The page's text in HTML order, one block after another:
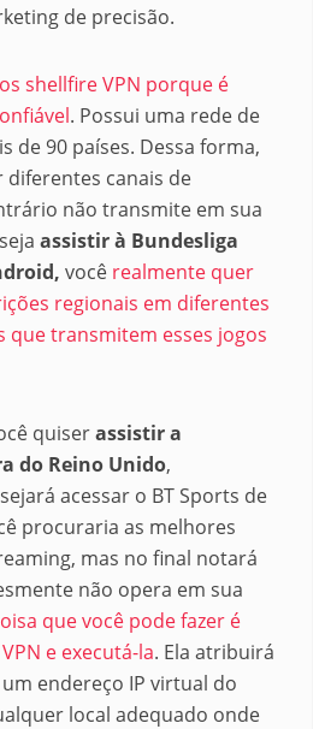
de precisão.
shellfire VPN porque é
. Possui uma rede de
de 90 países. Dessa forma,
diferentes canais de
não transmite em sua
assistirà Bundesliga
você realmente quer
regionais em diferentes
que transmitem esses jogos
quiserassistir a
do Reino Unido,
acessar o BT Sports de
procuraria as melhores
mas no final notará
não opera em sua
que você pode fazer é
e executá-la. Ela atribuirá
endereço IP virtual do
local adequado onde